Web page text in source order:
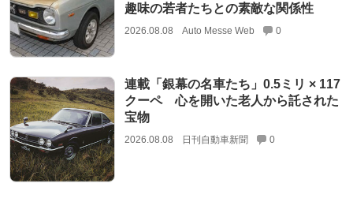
趣味の若者たちとの素敵な関係性
2026.08.08 Auto Messe Web 0
連載「銀幕の名車たち」0.5ミリ × 117
クーペ 心を開いた老人から託された
宝物
2026.08.08 日刊自動車新聞 0